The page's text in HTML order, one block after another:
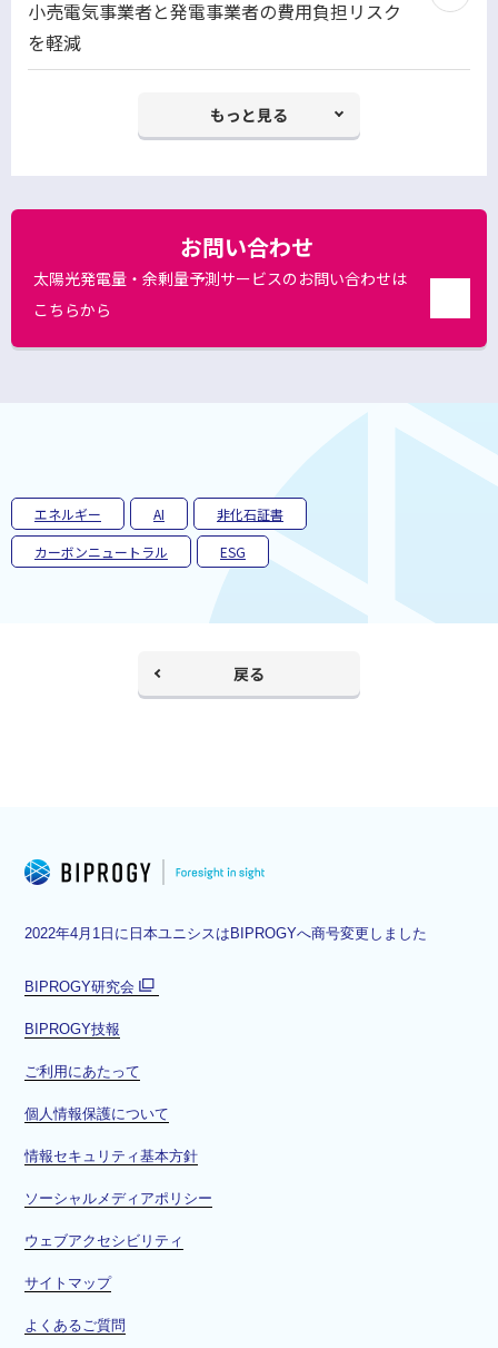
く
小売電気事業者と発電事業者の費用負担リスク
を軽減
もっと見る
お問い合わせ
太陽光発電量・余剰量予測サービスのお問い合わせは
こちらから
ウ
く
エネルギー AI
非化石証書
カーボンニュートラル
ESG
戻る
2022年4月1日に日本ユニシスはBIPROGYへ商号変更しました
BIPROGY研究会
ド
で
く
BIPROGY技報
ご利用にあたって
個人情報保護について
情報セキュリティ基本方針
ソーシャルメディアポリシー
ウェブアクセシビリティ
サイトマップ
よくあるご質問